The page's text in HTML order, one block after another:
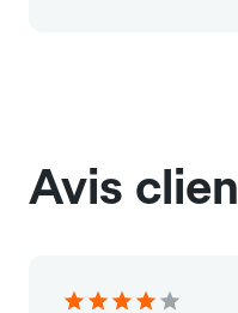
Avis